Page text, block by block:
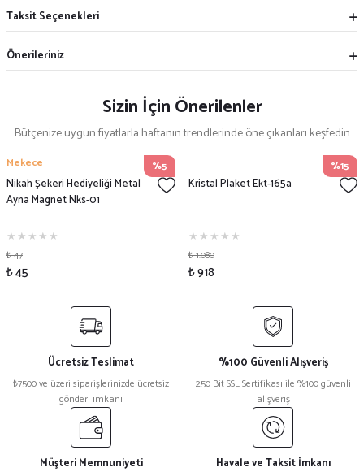
Taksit Seçenekleri
Önerileriniz
Sizin İçin Önerilenler
Bütçenize uygun fiyatlarla haftanın trendlerinde öne çıkanları keşfedin
%5
Mekece
Nikah Şekeri Hediyeliği Metal
Ayna Magnet Nks-01
₺ 47
₺ 45
%15
Kristal Plaket Ekt-165a
₺ 1.080
₺ 918
Ücretsiz Teslimat
₺7500 ve üzeri siparişlerinizde ücretsiz
gönderi imkanı
%100 Güvenli Alışveriş
250 Bit SSL Sertifikası ile %100 güvenli
alışveriş
Müşteri Memnuniyeti Havale ve Taksit İmkanı